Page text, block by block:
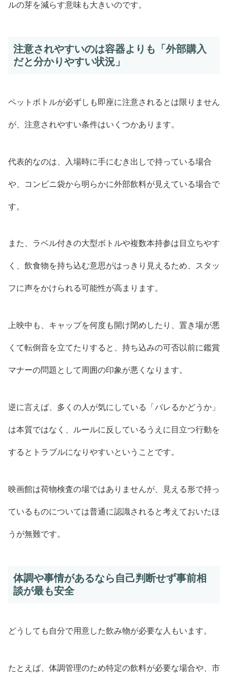
ルの芽を減らす意味も大きいのです。
注意されやすいのは容器よりも「外部購入
だと分かりやすい状況」
ペットボトルが必ずしも即座に注意されるとは限りません
が、注意されやすい条件はいくつかあります。
代表的なのは、入場時に手にむき出しで持っている場合
や、コンビニ袋から明らかに外部飲料が見えている場合で
す。
また、ラベル付きの大型ボトルや複数本持参は目立ちやす
く、飲食物を持ち込む意思がはっきり見えるため、スタッ
フに声をかけられる可能性が高まります。
上映中も、キャップを何度も開け閉めしたり、置き場が悪
くて転倒音を立てたりすると、持ち込みの可否以前に鑑賞
マナーの問題として周囲の印象が悪くなります。
逆に言えば、多くの人が気にしている「バレるかどうか」
は本質ではなく、ルールに反しているうえに目立つ行動を
するとトラブルになりやすいということです。
映画館は荷物検査の場ではありませんが、見える形で持っ
ているものについては普通に認識されると考えておいたほ
うが無難です。
体調や事情があるなら自己判断せず事前相
談が最も安全
どうしても自分で用意した飲み物が必要な人もいます。
たとえば、体調管理のため特定の飲料が必要な場合や、市